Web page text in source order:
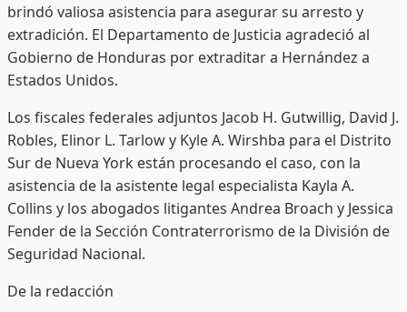
brindó valiosa asistencia para asegurar su arresto y
extradición. El Departamento de Justicia agradeció al
Gobierno de Honduras por extraditar a Hernández a
Estados Unidos.
Los fiscales federales adjuntos Jacob H. Gutwillig, David J.
Robles, Elinor L. Tarlow y Kyle A. Wirshba para el Distrito
Sur de Nueva York están procesando el caso, con la
asistencia de la asistente legal especialista Kayla A.
Collins y los abogados litigantes Andrea Broach y Jessica
Fender de la Sección Contraterrorismo de la División de
Seguridad Nacional.
De la redacción